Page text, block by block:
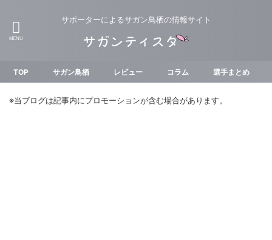
サポーターによるサガン鳥栖の情報サイト
TOP サガン鳥栖 レビュー コラム 選手まとめ
※当ブログは記事内にプロモーションが含む場合があります。